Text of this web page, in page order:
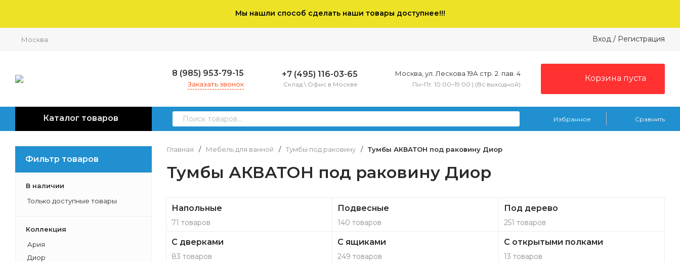
Мы нашли способ сделать наши товары доступнее!!!
Москва Вход / Регистрация
8 (985) 953-79-15
Заказать звонок
+7 (495) 116-03-65
Склад \ Офис в Москве
Москва, ул. Лескова 19А стр. 2. пав. 4
Пн–Пт. 10:00–19:00 | (Вс выходной)
Корзина пуста
Каталог товаров Избранное Сравнить
Фильтр товаров
В наличии
Только доступные товары
Коллекция
Ария
Диор
Главная / Мебель для ванной / Тумбы под раковину / Тумбы АКВАТОН под раковину Диор
Тумбы АКВАТОН под раковину Диор
Напольные
71 товаров
Подвесные
140 товаров
Под дерево
251 товаров
С дверками
83 товаров
С ящиками
249 товаров
С открытыми полками
13 товаров